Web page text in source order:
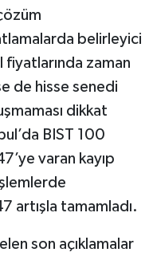
belirleyici
zaman
de hisse senedi
dikkat
BIST 100
varan kayıp
artışla tamamladı.
son açıklamalar